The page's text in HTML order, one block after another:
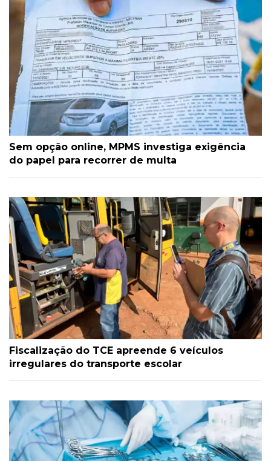
Sem opção online, MPMS investiga exigência
do papel para recorrer de multa
Fiscalização do TCE apreende 6 veículos
irregulares do transporte escolar